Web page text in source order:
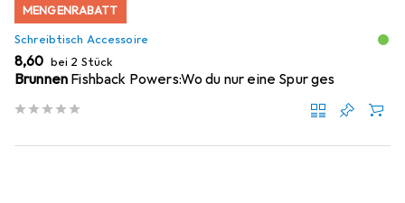
MENGENRABATT
Schreibtisch Accessoire
EUR
8,60 bei 2 Stück
Brunnen Fishback Powers:Wo du nur eine Spur ges